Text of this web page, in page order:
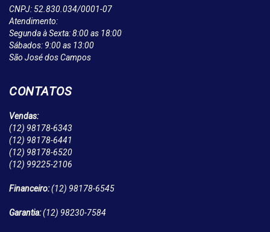
CNPJ: 52.830.034/0001-07
Atendimento:
Segunda à Sexta: 8:00 as 18:00
Sábados: 9:00 as 13:00
São José dos Campos
CONTATOS
Vendas:
(12) 98178-6343
(12) 98178-6441
(12) 98178-6520
(12) 99225-2106
Financeiro:(12) 98178-6545
Garantia:(12) 98230-7584